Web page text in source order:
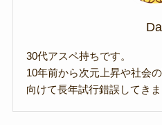
30代アスペ持ちです。
10年前から次元上昇や社会
向けて長年試行錯誤してきま